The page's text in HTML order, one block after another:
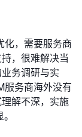
化，需要服务商
，很难解决当
务调研与实
服务商海外没有
解不深，实施